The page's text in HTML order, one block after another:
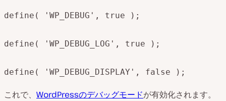
define( 'WP_DEBUG', true );
define( 'WP_DEBUG_LOG', true );
define( 'WP_DEBUG_DISPLAY', false );
これで、 WordPressのデバッグモードが有効化されます。